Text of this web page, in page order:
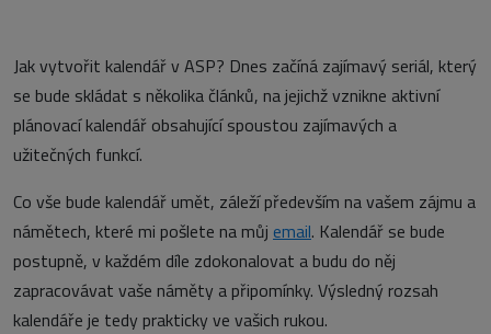
Jak vytvořit kalendář v ASP? Dnes začíná zajímavý seriál, který
se bude skládat s několika článků, na jejichž vznikne aktivní
plánovací kalendář obsahující spoustou zajímavých a
užitečných funkcí.
Co vše bude kalendář umět, záleží především na vašem zájmu a
námětech, které mi pošlete na můj email. Kalendář se bude
postupně, v každém díle zdokonalovat a budu do něj
zapracovávat vaše náměty a připomínky. Výsledný rozsah
kalendáře je tedy prakticky ve vašich rukou.